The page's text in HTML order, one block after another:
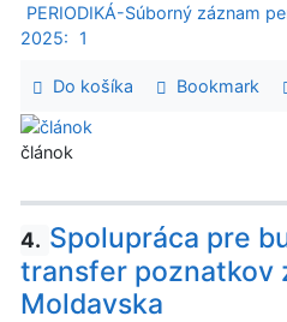
PERIODIKÁ-Súborný záznam
2025:
1
Do košíka Bookmark
článok
4. Spolupráca pre
transfer poznatkov
Moldavska